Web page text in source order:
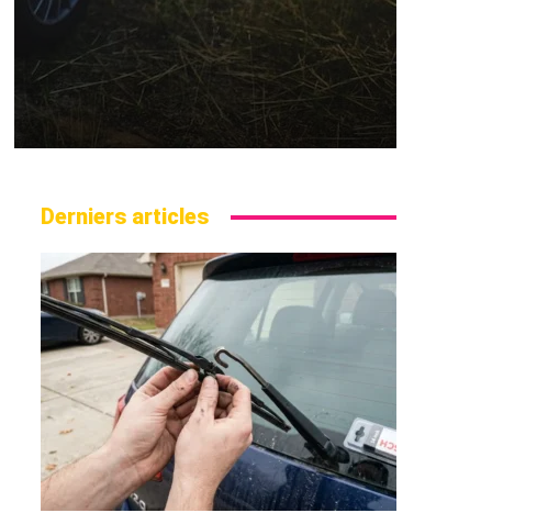
Derniers articles